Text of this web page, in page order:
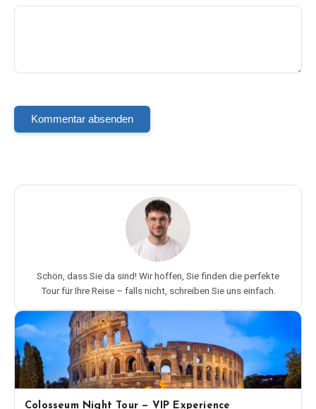
Kommentar absenden
Schön, dass Sie da sind! Wir hoffen, Sie finden die perfekte
Tour für Ihre Reise – falls nicht, schreiben Sie uns einfach.
Colosseum Night Tour — VIP Experience